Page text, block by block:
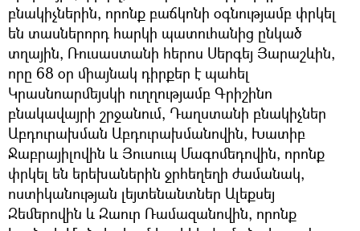
բնակիչներին, որոնք բաճկոնի օգնությամբ փրկել
են տասներորդ հարկի պատուհանից ընկած
տղային, Ռուսաստանի հերոս Սերգեյ Յարաշևին,
որը 68 օր միայնակ դիրքեր է պահել
Կրասնոարմեյսկի ուղղությամբ Գրիշինո
բնակավայրի շրջանում, Դաղստանի բնակիչներ
Աբդուրախման Աբդուրախմանովին, Խատիբ
Ջաբրայիլովին և Յուսուպ Մագոմեդովին, որոնք
փրկել են երեխաներին ջրհեղեղի ժամանակ,
ոստիկանության լեյտենանտներ Ալեքսեյ
Զեմերովին և Զաուր Ռամազանովին, որոնք